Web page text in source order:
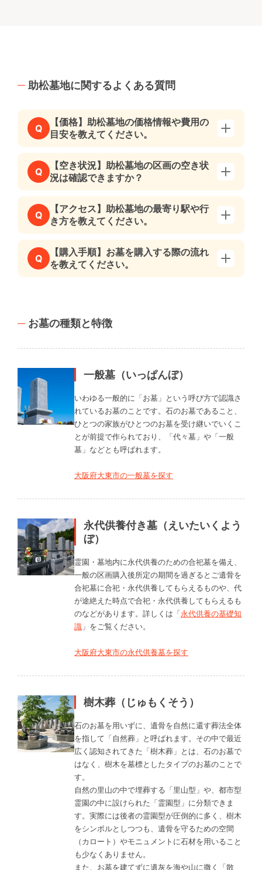
助松墓地に関するよくある質問
Q
【価格】助松墓地の価格情報や費用の
目安を教えてください。
Q
【空き状況】助松墓地の区画の空き状
況は確認できますか？
Q
【アクセス】助松墓地の最寄り駅や行
き方を教えてください。
Q
【購入手順】お墓を購入する際の流れ
を教えてください。
お墓の種類と特徴
一般墓（いっぱんぼ）
いわゆる一般的に「お墓」という呼び方で認識さ
れているお墓のことです。石のお墓であること、
ひとつの家族がひとつのお墓を受け継いでいくこ
とが前提で作られており、「代々墓」や「一般
墓」などとも呼ばれます。
大阪府大東市の一般墓を探す
永代供養付き墓（えいたいくよう
ぼ）
霊園・墓地内に永代供養のための合祀墓を備え、
一般の区画購入後所定の期間を過ぎるとご遺骨を
合祀墓に合祀・永代供養してもらえるものや、代
が途絶えた時点で合祀・永代供養してもらえるも
のなどがあります。詳しくは「永代供養の基礎知
識 」をご覧ください。
大阪府大東市の永代供養墓を探す
樹木葬（じゅもくそう）
石のお墓を用いずに、遺骨を自然に還す葬法全体
を指して「自然葬」と呼ばれます。その中で最近
広く認知されてきた「樹木葬」とは、石のお墓で
はなく、樹木を墓標としたタイプのお墓のことで
す。
自然の里山の中で埋葬する「里山型」や、都市型
霊園の中に設けられた「霊園型」に分類できま
す。実際には後者の霊園型が圧倒的に多く、樹木
をシンボルとしつつも、遺骨を守るための空間
（カロート）やモニュメントに石材を用いること
も少なくありません。
また、お墓を建てずに遺灰を海や山に撒く「散